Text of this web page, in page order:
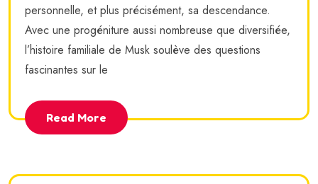
personnelle, et plus précisément, sa descendance.
Avec une progéniture aussi nombreuse que diversifiée,
l’histoire familiale de Musk soulève des questions
fascinantes sur le
Read More